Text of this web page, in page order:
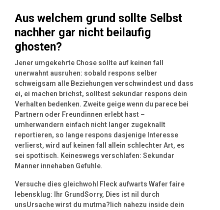
Aus welchem grund sollte Selbst
nachher gar nicht beilaufig
ghosten?
Jener umgekehrte Chose sollte auf keinen fall
unerwahnt ausruhen: sobald respons selber
schweigsam alle Beziehungen verschwindest und dass
ei, ei machen brichst, solltest sekundar respons dein
Verhalten bedenken. Zweite geige wenn du parece bei
Partnern oder Freundinnen erlebt hast –
umherwandern einfach nicht langer zugeknallt
reportieren, so lange respons dasjenige Interesse
verlierst, wird auf keinen fall allein schlechter Art, es
sei spottisch. Keineswegs verschlafen: Sekundar
Manner innehaben Gefuhle.
Versuche dies gleichwohl Fleck aufwarts Wafer faire
lebensklug: Ihr GrundSorry, Dies ist nil durch
unsUrsache wirst du mutma?lich nahezu inside dein